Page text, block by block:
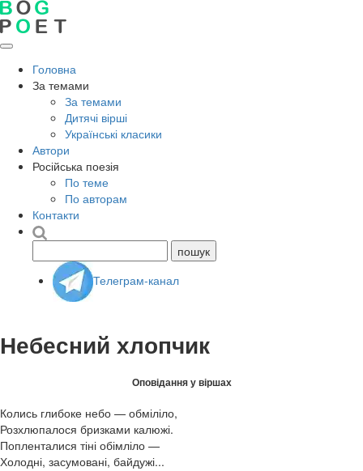
Головна
За темами
За темами
Дитячі вірші
Українські класики
Автори
Російська поезія
По теме
По авторам
Контакти
Телеграм-канал
Небесний хлопчик
Оповідання у віршах
Колись глибоке небо — обміліло,
Розхлюпалося бризками калюжі.
Попленталися тіні обімліло —
Холодні, засумовані, байдужі...